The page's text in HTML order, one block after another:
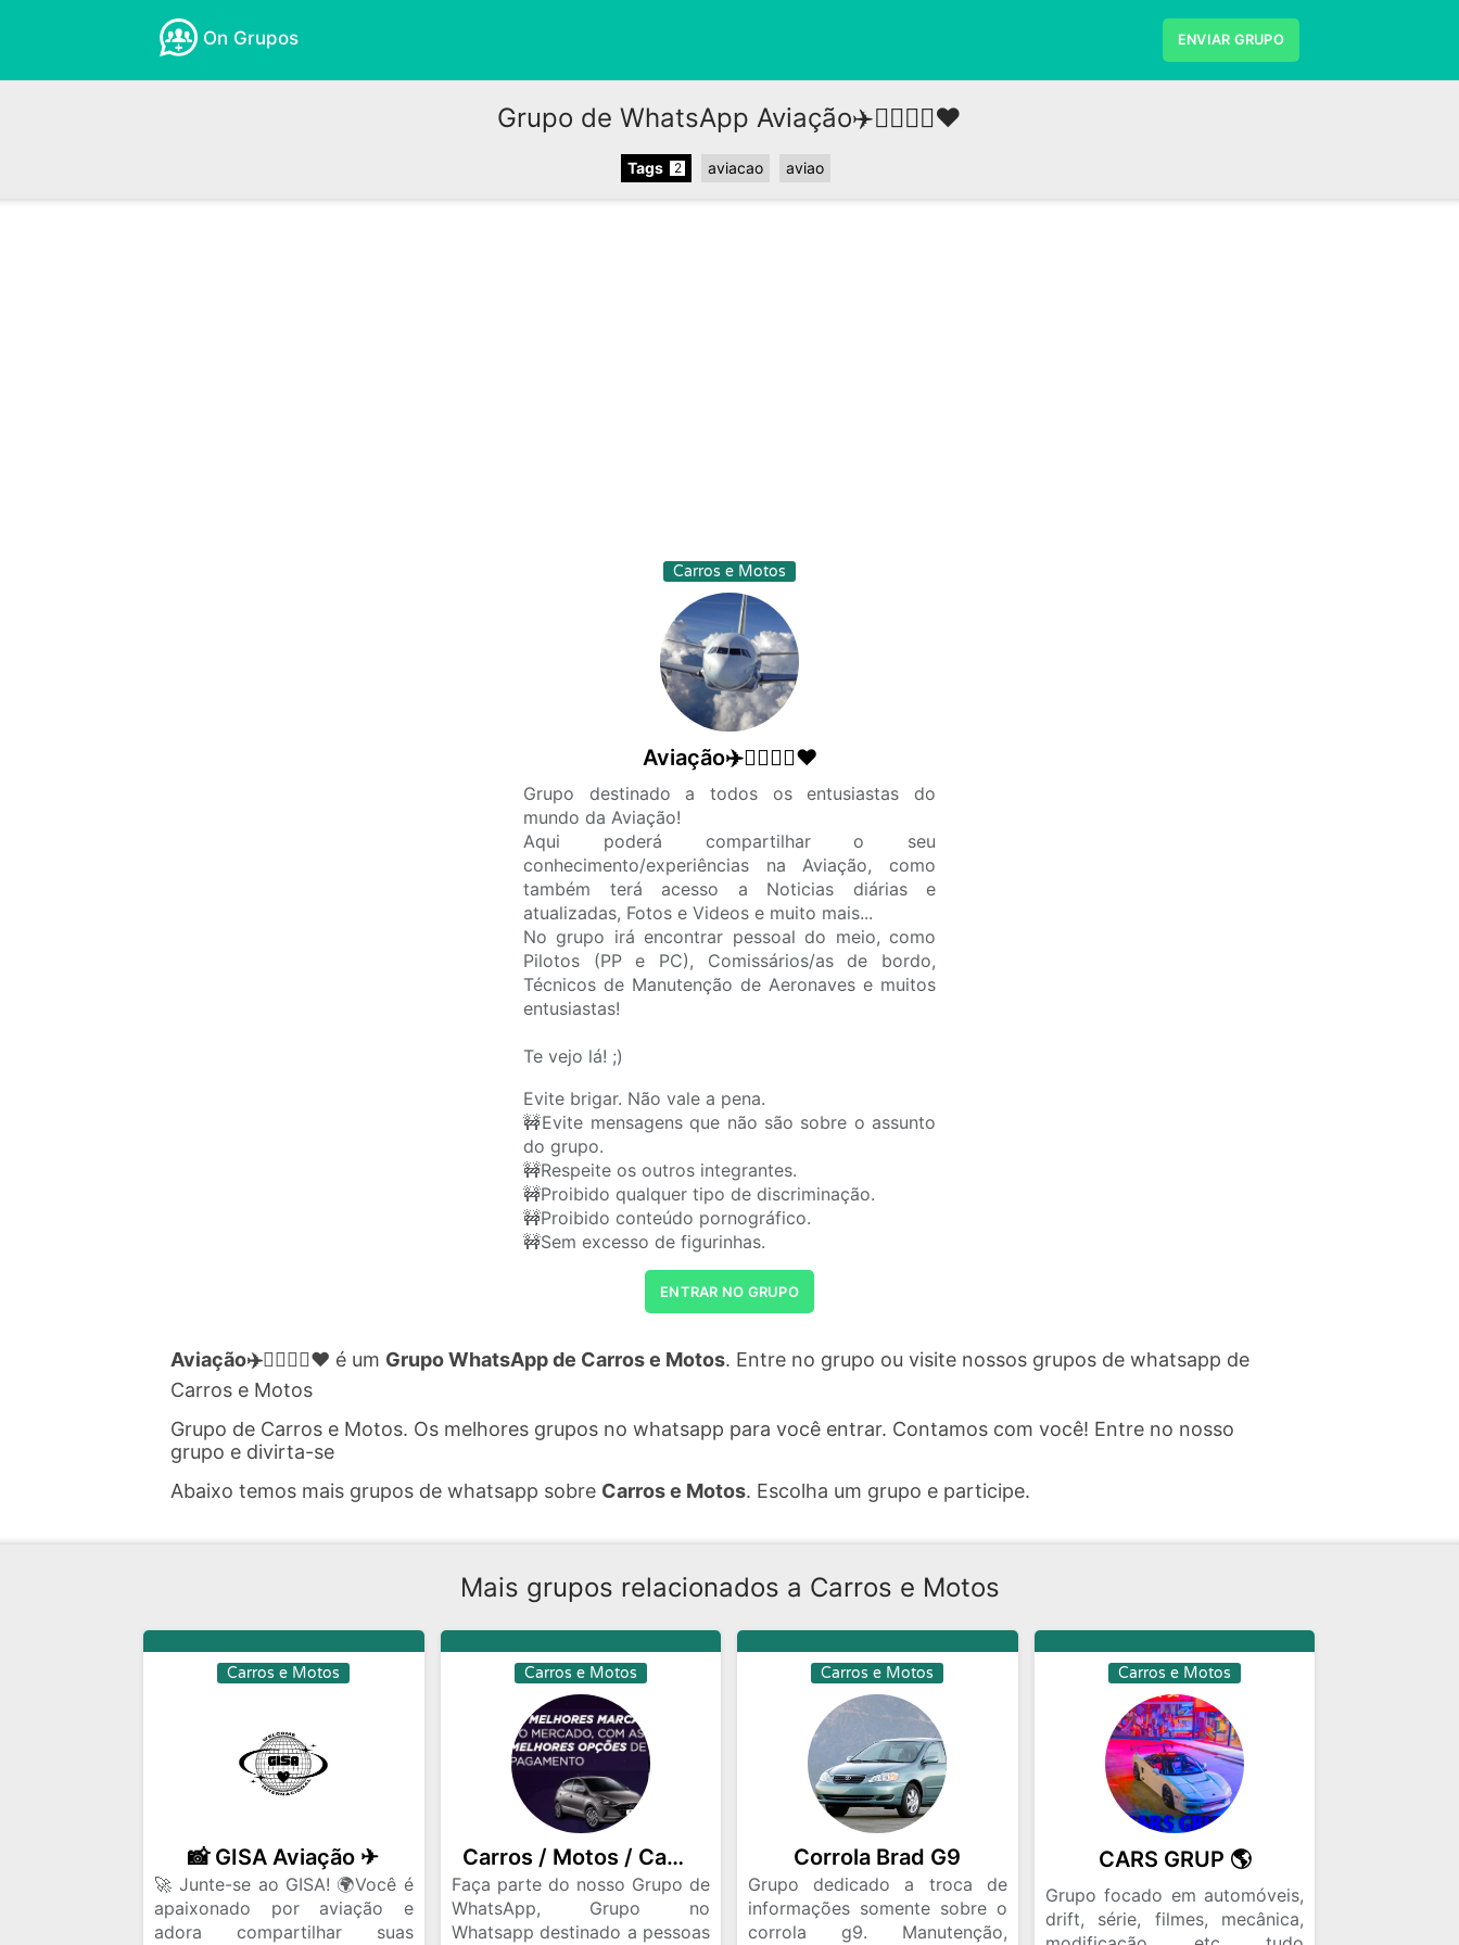
On Grupos ENVIAR GRUPO
Grupo de WhatsApp Aviação✈️👨‍✈👩‍✈❤️
Tags 2 aviacao aviao
Carros e Motos
Aviação✈️👨‍✈👩‍✈❤️
Grupo destinado a todos os entusiastas do
mundo da Aviação!
Aqui poderá compartilhar o seu
conhecimento/experiências na Aviação, como
também terá acesso a Noticias diárias e
atualizadas, Fotos e Videos e muito mais...
No grupo irá encontrar pessoal do meio, como
Pilotos (PP e PC), Comissários/as de bordo,
Técnicos de Manutenção de Aeronaves e muitos
entusiastas!
Te vejo lá! ;)
Evite brigar. Não vale a pena.
🚧Evite mensagens que não são sobre o assunto
do grupo.
🚧Respeite os outros integrantes.
🚧Proibido qualquer tipo de discriminação.
🚧Proibido conteúdo pornográfico.
🚧Sem excesso de figurinhas.
ENTRAR NO GRUPO
Aviação✈️👨‍✈👩‍✈❤️ é um Grupo WhatsApp de Carros e Motos. Entre no grupo ou visite nossos grupos de whatsapp de
Carros e Motos
Grupo de Carros e Motos. Os melhores grupos no whatsapp para você entrar. Contamos com você! Entre no nosso
grupo e divirta-se
Abaixo temos mais grupos de whatsapp sobre Carros e Motos. Escolha um grupo e participe.
Mais grupos relacionados a Carros e Motos
Carros e Motos
📸 GISA Aviação ✈
🚀 Junte-se ao GISA! 🌍Você é
apaixonado por aviação e
adora compartilhar suas
Carros e Motos
Carros / Motos / Caminhões
Faça parte do nosso Grupo de
WhatsApp, Grupo no
Whatsapp destinado a pessoas
Carros e Motos
Corrola Brad G9
Grupo dedicado a troca de
informações somente sobre o
corrola g9. Manutenção,
Carros e Motos
CARS GRUP 🌎
Grupo focado em automóveis,
drift, série, filmes, mecânica,